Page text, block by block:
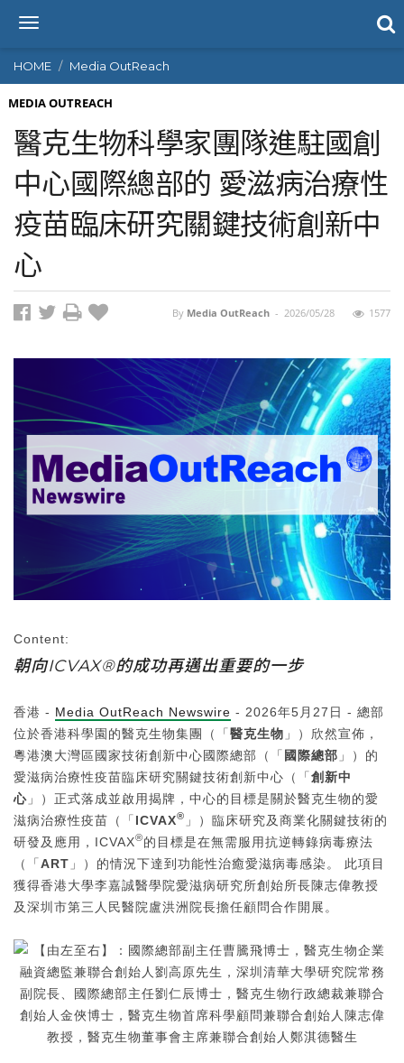
T
g
g
l
n
a
v
i
g
a
t
o
n
HOME Media OutReach
MEDIA OUTREACH
醫克生物科學家團隊進駐國創
中心國際總部的 愛滋病治療性
疫苗臨床研究關鍵技術創新中
心
By Media OutReach - 2026/05/28 1577
Content:
朝向ICVAX®的成功再邁出重要的一步
香港 - Media OutReach Newswire - 2026年5月27日 - 總部
位於香港科學園的醫克生物集團（「醫克生物 」）欣然宣佈，
粵港澳大灣區國家技術創新中心國際總部（「國際總部 」）的
愛滋病治療性疫苗臨床研究關鍵技術創新中心（「創新中
心 」）正式落成並啟用揭牌，中心的目標是關於醫克生物的愛
滋病治療性疫苗（「ICVAX® 」）臨床研究及商業化關鍵技術的
研發及應用，ICVAX®的目標是在無需服用抗逆轉錄病毒療法
（「ART 」）的情況下達到功能性治癒愛滋病毒感染。 此項目
獲得香港大學李嘉誠醫學院愛滋病研究所創始所長陳志偉教授
及深圳市第三人民醫院盧洪洲院長擔任顧問合作開展。